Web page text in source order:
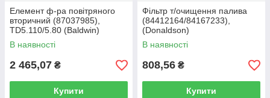
Елемент ф-ра повітряного
вторичний (87037985),
TD5.110/5.80 (Baldwin)
В наявності
2 465,07 ₴
Купити
Фільтр т/очищення палива
(84412164/84167233),
(Donaldson)
В наявності
808,56 ₴
Купити